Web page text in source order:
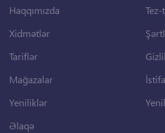
Haqqımızda
Xidmətlər
Tariflər
Mağazalar
Yeniliklər
Əlaqə